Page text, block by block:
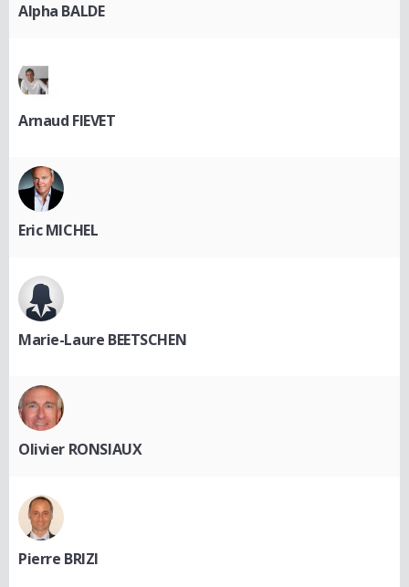
Alpha BALDE
Arnaud FIEVET
Eric MICHEL
Marie-Laure BEETSCHEN
Olivier RONSIAUX
Pierre BRIZI